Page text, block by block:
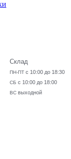
Склад
ПН-ПТ с 10:00 до 18:30
СБ с 10:00 до 18:00
ВС выходной